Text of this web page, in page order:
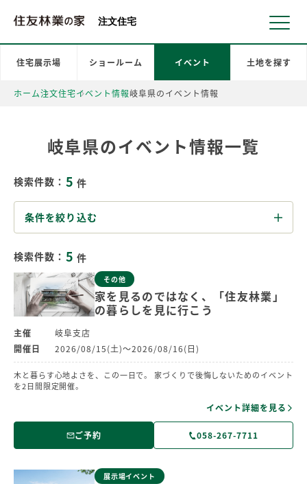
注文住宅
ホーム注文住宅イベント情報岐阜県のイベント情報
住宅展示場 ショールーム イベント 土地を探す
岐阜県のイベント情報一覧
検索件数： 5 件
条件を絞り込む
検索件数： 5 件
その他
家を見るのではなく、「住友林業」
の暮らしを見に行こう
主催
岐阜支店
開催日
2026/08/15(土)～2026/08/16(日)
木と暮らす心地よさを、この一日で。 家づくりで後悔しないためのイベント
を2日間限定開催。
イベント詳細を見る
ご予約 058-267-7711
展示場イベント